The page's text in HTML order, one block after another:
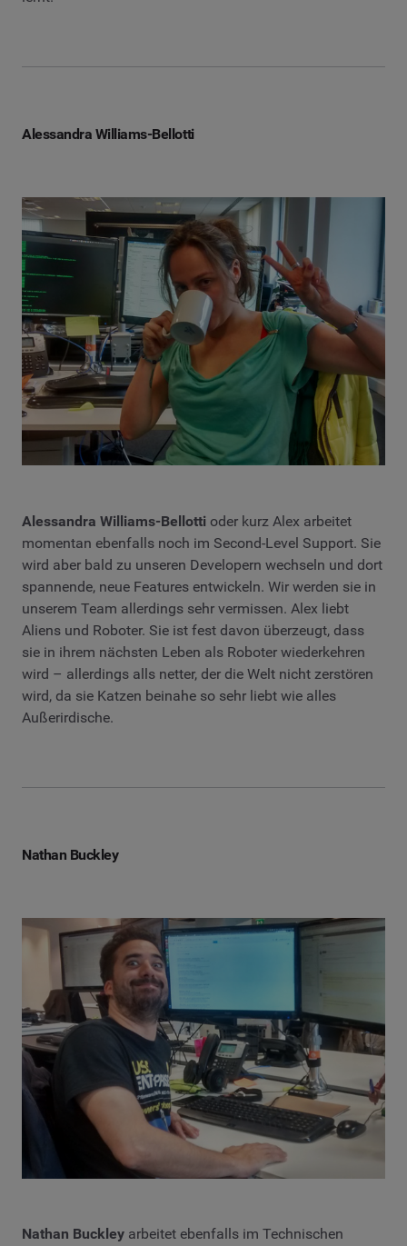
Alessandra Williams-Bellotti
Alessandra Williams-Bellotti oder kurz Alex arbeitet
momentan ebenfalls noch im Second-Level Support. Sie
wird aber bald zu unseren Developern wechseln und dort
spannende, neue Features entwickeln. Wir werden sie in
unserem Team allerdings sehr vermissen. Alex liebt
Aliens und Roboter. Sie ist fest davon überzeugt, dass
sie in ihrem nächsten Leben als Roboter wiederkehren
wird – allerdings alls netter, der die Welt nicht zerstören
wird, da sie Katzen beinahe so sehr liebt wie alles
Außerirdische.
Nathan Buckley
Nathan Buckley arbeitet ebenfalls im Technischen